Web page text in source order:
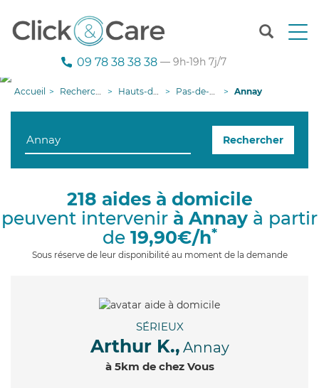
T
n
g
i
09 78 38 38 38 — 9h-19h 7j/7
Accueil Recherche aide à domicile Hauts-de-France Pas-de-Calais Annay
Rechercher
218 aides à domicile
peuvent intervenir à Annay à partir
de 19,90€/h*
Sous réserve de leur disponibilité au moment de la demande
SÉRIEUX
Arthur K., Annay
à 5km de chez Vous